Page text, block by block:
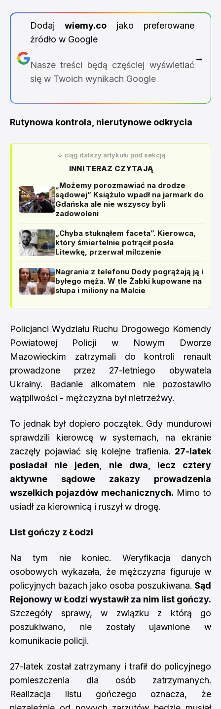
Dodaj wiemy.cojako preferowane
źródło w Google
Nasze treści będą częściej wyświetlać
się w Twoich wynikach Google
→
Rutynowa kontrola, nierutynowe odkrycia
↓ ciąg dalszy artykułu pod sekcją
INNI TERAZ CZYTAJĄ
„Możemy porozmawiać na drodze
sądowej” Książulo wpadł na jarmark do
Gdańska ale nie wszyscy byli
zadowoleni
„Chyba stuknąłem faceta”. Kierowca,
który śmiertelnie potrącił posła
Litewkę, przerwał milczenie
Nagrania z telefonu Dody pogrążają ją i
byłego męża. W tle Żabki kupowane na
słupa i miliony na Malcie
Policjanci Wydziału Ruchu Drogowego Komendy
Powiatowej Policji w Nowym Dworze
Mazowieckim zatrzymali do kontroli renault
prowadzone przez 27-letniego obywatela
Ukrainy. Badanie alkomatem nie pozostawiło
wątpliwości - mężczyzna był nietrzeźwy.
To jednak był dopiero początek. Gdy mundurowi
sprawdzili kierowcę w systemach, na ekranie
zaczęły pojawiać się kolejne trafienia. 27-latek
posiadał nie jeden, nie dwa, lecz cztery
aktywne sądowe zakazy prowadzenia
wszelkich pojazdów mechanicznych. Mimo to
usiadł za kierownicą i ruszył w drogę.
List gończy z Łodzi
Na tym nie koniec. Weryfikacja danych
osobowych wykazała, że mężczyzna figuruje w
policyjnych bazach jako osoba poszukiwana. Sąd
Rejonowy w Łodzi wystawił za nim list gończy.
Szczegóły sprawy, w związku z którą go
poszukiwano, nie zostały ujawnione w
komunikacie policji.
27-latek został zatrzymany i trafił do policyjnego
pomieszczenia dla osób zatrzymanych.
Realizacja listu gończego oznacza, że